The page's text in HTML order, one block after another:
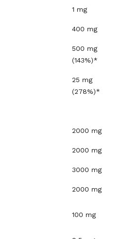
1 mg
400 mg
500 mg
(143%)*
25 mg
(278%)*
2000 mg
2000 mg
3000 mg
2000 mg
100 mg